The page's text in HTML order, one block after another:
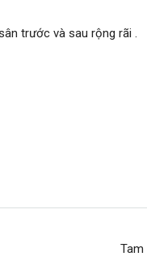
trước và sau rộng rãi .
Tam